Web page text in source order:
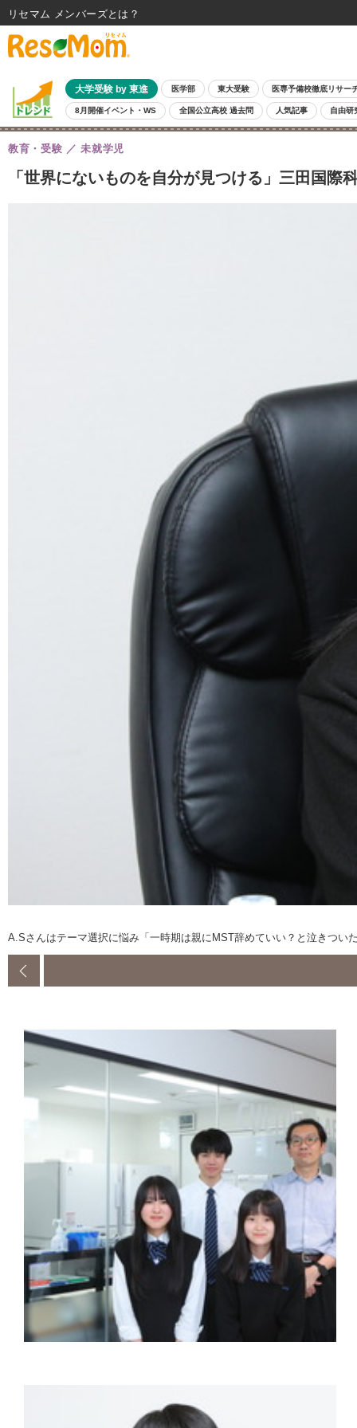
大学受験 by 東進 医学部 東大受験 医専予備校徹底リサー
8月開催イベント・WS 全国公立高校 過去問 人気記事 自由研
「世界にないものを自分が見つける」三田国
教育・受験 未就学児
A.Sさんはテーマ選択に悩み「一時期は親にMST辞めていい？と泣きつい
リセマム メンバーズ